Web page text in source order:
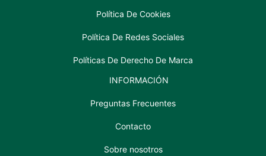
Política De Cookies
Política De Redes Sociales
Políticas De Derecho De Marca
INFORMACIÓN
Preguntas Frecuentes
Contacto
Sobre nosotros